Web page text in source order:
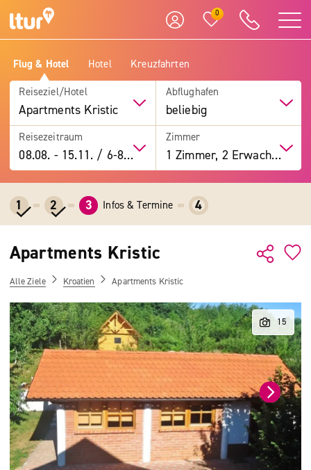
0
Flug & Hotel Hotel Kreuzfahrten
Reiseziel/Hotel
Apartments Kristic
Abflughafen
beliebig
Reisezeitraum
08.08. -15.11. / 6-8 Tage
Zimmer
1 Zimmer, 2 Erwachsene
1 2 3 Infos & Termine 4
Apartments Kristic
Alle Ziele Kroatien Apartments Kristic